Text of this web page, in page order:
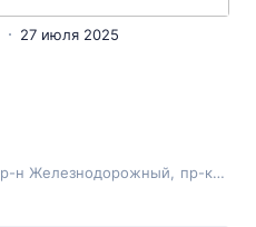
27 июля 2025
р-н Железнодорожный
пр-кт Ленина